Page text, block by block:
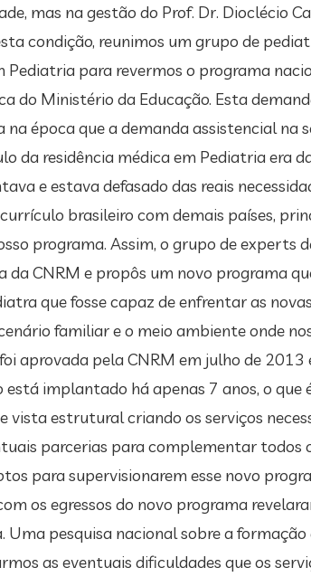
mas na gestão do Prof. Dr. Dioclécio
condição, reunimos um grupo de
para revermos o programa
do Ministério da Educação. Esta
na época que a demanda assistencial
da residência médica em Pediatria era
e estava defasado das reais
brasileiro com demais países,
programa. Assim, o grupo de experts
CNRM e propôs um novo programa
que fosse capaz de enfrentar as
familiar e o meio ambiente onde
aprovada pela CNRM em julho de
implantado há apenas 7 anos, o
vista estrutural criando os serviços
parcerias para complementar todos
para supervisionarem esse novo
os egressos do novo programa
pesquisa nacional sobre a
as eventuais dificuldades que os